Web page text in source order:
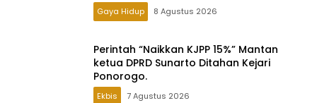
Gaya Hidup 8 Agustus 2026
Perintah “Naikkan KJPP 15%” Mantan
ketua DPRD Sunarto Ditahan Kejari
Ponorogo.
Ekbis 7 Agustus 2026